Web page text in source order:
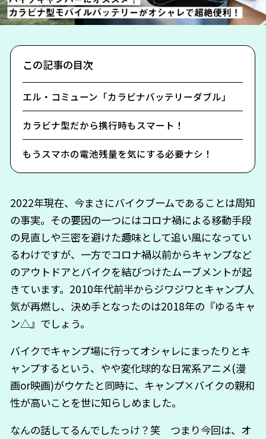
この記事の目次
エル・コミューン「カラビナバッテリーダブル」
カラビナ型だから携行時もスマート！
もうスマホの電池残量を気にする必要ナシ！
2022年現在、今まさにバイクブームであることは周知
の事実。その要因の一つにはコロナ禍による移動手段
の見直しや三密を避けた趣味として追い風になってい
るわけですが、一方でコロナ禍以前からキャンプなど
のアウトドアとバイクを結びつけたムーブメントが起
きています。2010年代前半からジワジワとキャンプ人
気が再燃し、決め手となったのは2018年の『ゆるキャ
ン△』でしょう。
バイクでキャンプ場に行ってオシャレにまったりとキ
ャンプするという、やや変化球的な日常系アニメ(漫
画or映画)がウケたと同時に、キャンプ×バイクの親和
性が高いことを世に知らしめました。
なんの話してるんでしたっけ？笑 つまり今回は、オ